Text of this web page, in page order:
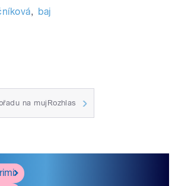
, baj
na mujRozhlas